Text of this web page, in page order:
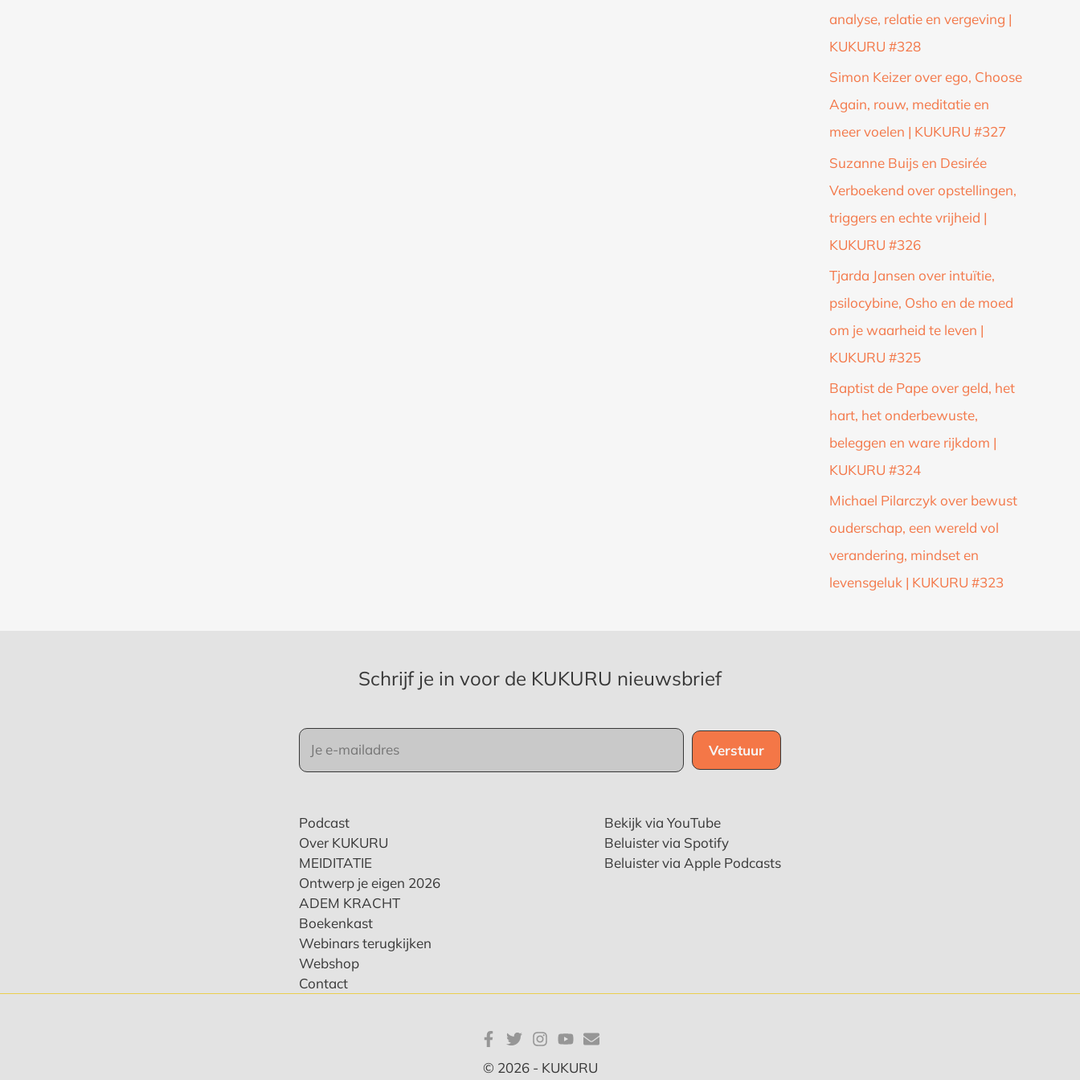
analyse, relatie en vergeving |
KUKURU #328
Simon Keizer over ego, Choose
Again, rouw, meditatie en
meer voelen | KUKURU #327
Suzanne Buijs en Desirée
Verboekend over opstellingen,
triggers en echte vrijheid |
KUKURU #326
Tjarda Jansen over intuïtie,
psilocybine, Osho en de moed
om je waarheid te leven |
KUKURU #325
Baptist de Pape over geld, het
hart, het onderbewuste,
beleggen en ware rijkdom |
KUKURU #324
Michael Pilarczyk over bewust
ouderschap, een wereld vol
verandering, mindset en
levensgeluk | KUKURU #323
Podcast
Over KUKURU
MEIDITATIE
Ontwerp je eigen 2026
ADEM KRACHT
Boekenkast
Webinars terugkijken
Webshop
Contact
Bekijk via YouTube
Beluister via Spotify
Beluister via Apple Podcasts
Schrijf je in voor de KUKURU nieuwsbrief
© 2026 - KUKURU